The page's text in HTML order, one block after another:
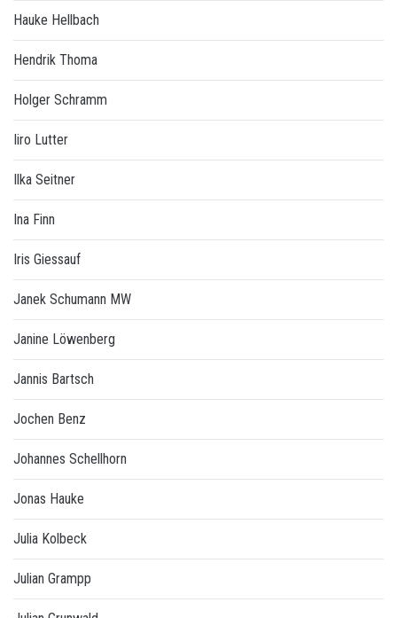
Hauke Hellbach
Hendrik Thoma
Holger Schramm
Iiro Lutter
Ilka Seitner
Ina Finn
Iris Giessauf
Janek Schumann MW
Janine Löwenberg
Jannis Bartsch
Jochen Benz
Johannes Schellhorn
Jonas Hauke
Julia Kolbeck
Julian Grampp